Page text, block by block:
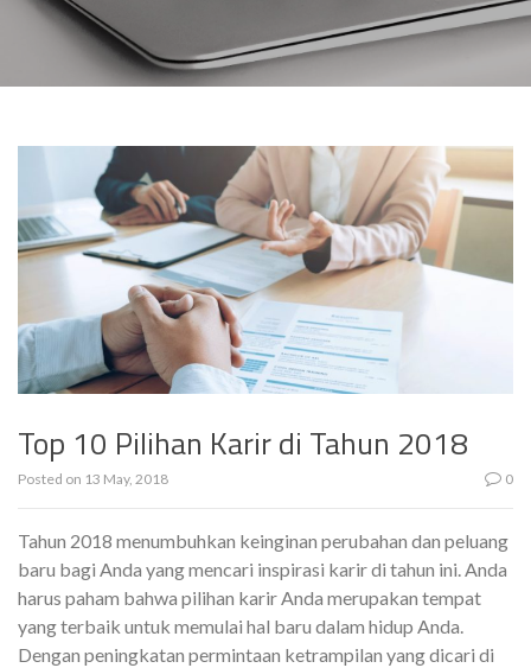
Top 10 Pilihan Karir di Tahun 2018
Posted on 13 May, 2018 0
Tahun 2018 menumbuhkan keinginan perubahan dan peluang
baru bagi Anda yang mencari inspirasi karir di tahun ini. Anda
harus paham bahwa pilihan karir Anda merupakan tempat
yang terbaik untuk memulai hal baru dalam hidup Anda.
Dengan peningkatan permintaan ketrampilan yang dicari di